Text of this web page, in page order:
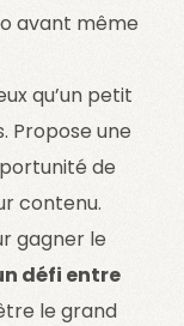
avant même
qu’un petit
Propose une
de
contenu.
gagner le
défi entre
le grand